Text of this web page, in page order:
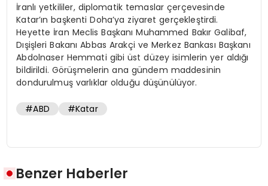
İranlı yetkililer, diplomatik temaslar çerçevesinde
Katar’ın başkenti Doha’ya ziyaret gerçekleştirdi.
Heyette İran Meclis Başkanı Muhammed Bakır Galibaf,
Dışişleri Bakanı Abbas Arakçi ve Merkez Bankası Başkanı
Abdolnaser Hemmati gibi üst düzey isimlerin yer aldığı
bildirildi. Görüşmelerin ana gündem maddesinin
dondurulmuş varlıklar olduğu düşünülüyor.
#ABD #Katar
Benzer Haberler